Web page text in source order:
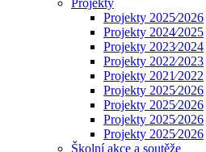
Projekty
Projekty 2025⁄2026
Projekty 2024⁄2025
Projekty 2023⁄2024
Projekty 2022⁄2023
Projekty 2021⁄2022
Projekty 2025⁄2026
Projekty 2025⁄2026
Projekty 2025⁄2026
Projekty 2025⁄2026
Školní akce a soutěže